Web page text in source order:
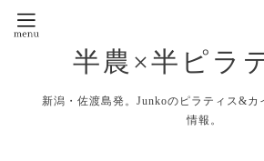
半農×半ピラ
新潟・佐渡島発。Junkoのピラティス&カ
情報。